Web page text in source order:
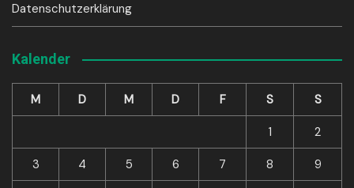
Datenschutzerklärung
Kalender
M D M D F S S
1 2
3 4 5 6 7 8 9